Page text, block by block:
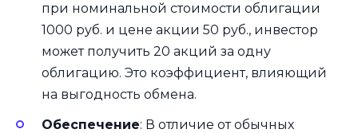
при номинальной стоимости облигации
1000 руб. и цене акции 50 руб., инвестор
может получить 20 акций за одну
облигацию. Это коэффициент, влияющий
на выгодность обмена.
Обеспечение: В отличие от обычных